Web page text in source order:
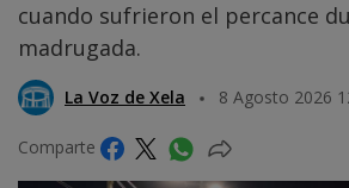
cuando sufrieron el percance
madrugada.
La Voz de Xela 8 Agosto 2026
Comparte